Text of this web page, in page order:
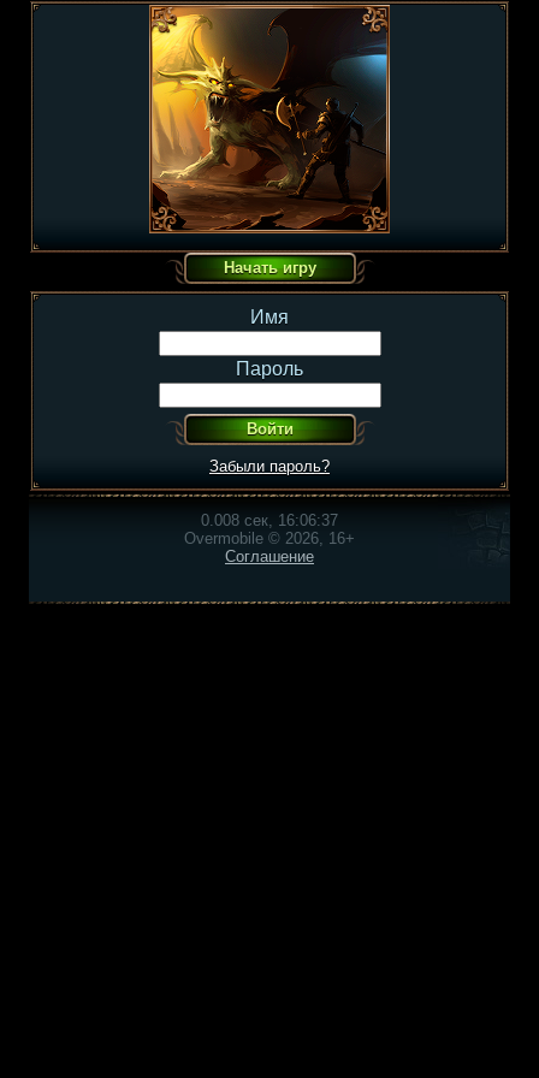
Имя
Пароль
Забыли пароль?
0.008 сек, 16:06:37
Overmobile © 2026, 16+
Соглашение